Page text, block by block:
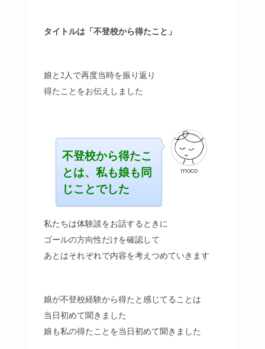
タイトルは「不登校から得たこと」
娘と2人で再度当時を振り返り
得たことをお伝えしました
moco
不登校から得たこ
とは、私も娘も同
じことでした
私たちは体験談をお話するときに
ゴールの方向性だけを確認して
あとはそれぞれで内容を考えつめていきます
娘が不登校経験から得たと感じてることは
当日初めて聞きました
娘も私の得たことを当日初めて聞きました